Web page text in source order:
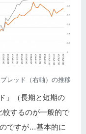
レッド（右軸）の推移
」（長期と短期の
較するのが一般的で
ですが…基本的に